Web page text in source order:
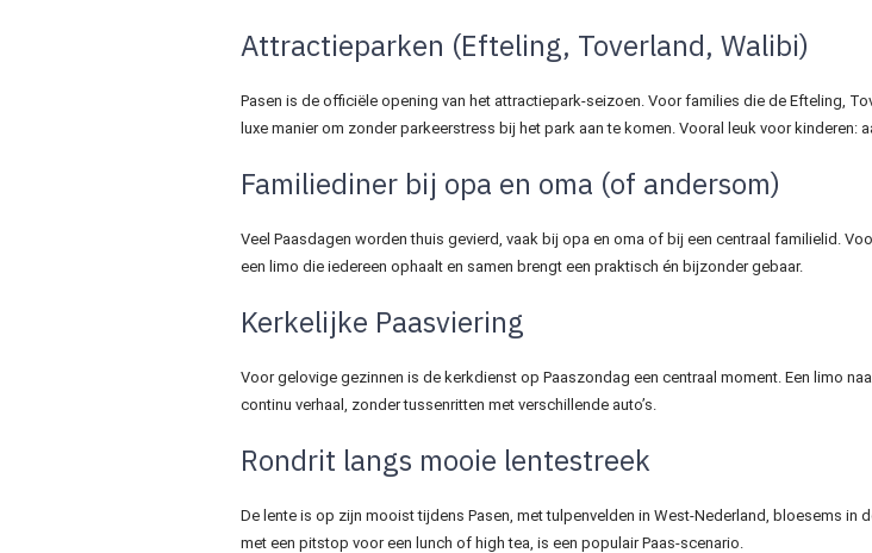
Attractieparken (Efteling, Toverland, Walibi)
Pasen is de officiële opening van het attractiepark-seizoen. Voor families die de Efteling,
luxe manier om zonder parkeerstress bij het park aan te komen. Vooral leuk voor kinderen:
Familiediner bij opa en oma (of andersom)
Veel Paasdagen worden thuis gevierd, vaak bij opa en oma of bij een centraal familielid.
een limo die iedereen ophaalt en samen brengt een praktisch én bijzonder gebaar.
Kerkelijke Paasviering
Voor gelovige gezinnen is de kerkdienst op Paaszondag een centraal moment. Een limo
continu verhaal, zonder tussenritten met verschillende auto’s.
Rondrit langs mooie lentestreek
De lente is op zijn mooist tijdens Pasen, met tulpenvelden in West-Nederland, bloesems in
met een pitstop voor een lunch of high tea, is een populair Paas-scenario.